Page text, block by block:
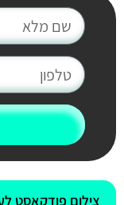
צילום פודקאסט